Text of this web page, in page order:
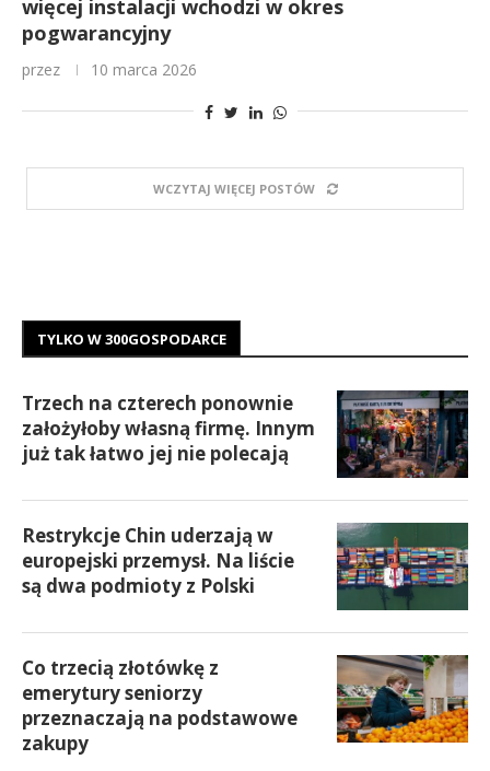
więcej instalacji wchodzi w okres
pogwarancyjny
przez 10 marca 2026
WCZYTAJ WIĘCEJ POSTÓW
TYLKO W 300GOSPODARCE
Trzech na czterech ponownie
założyłoby własną firmę. Innym
już tak łatwo jej nie polecają
Restrykcje Chin uderzają w
europejski przemysł. Na liście
są dwa podmioty z Polski
Co trzecią złotówkę z
emerytury seniorzy
przeznaczają na podstawowe
zakupy